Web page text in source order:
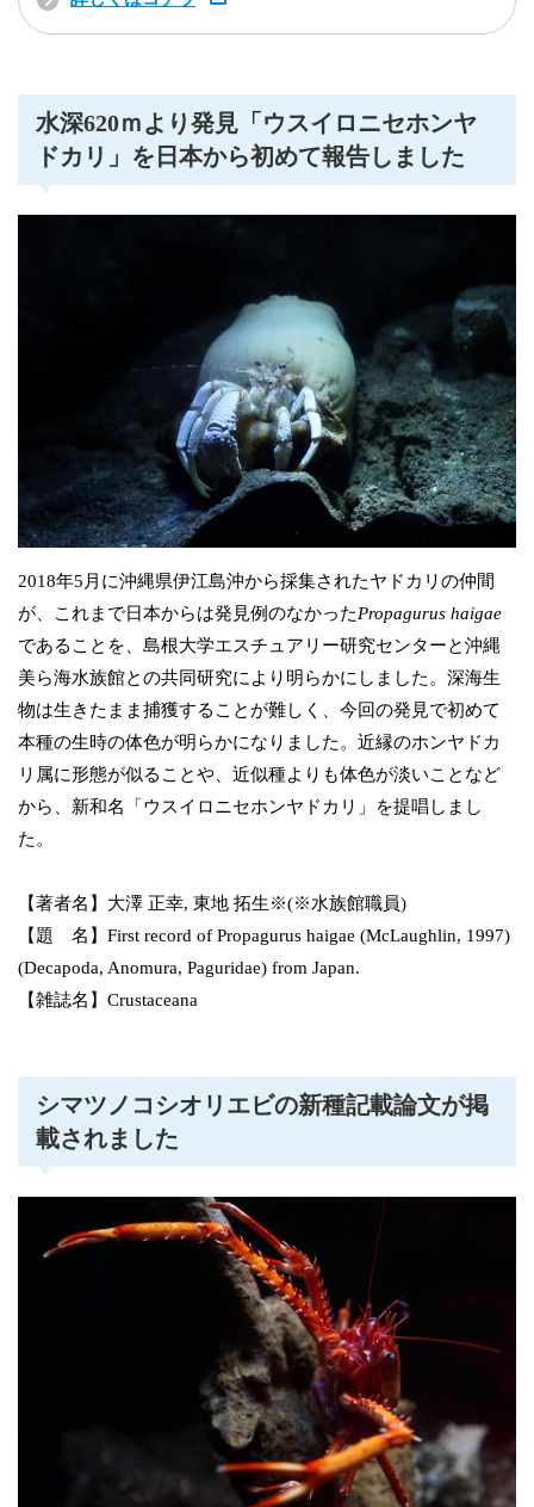
水深620ｍより発見「ウスイロニセホンヤ
ドカリ」を日本から初めて報告しました
2018年5月に沖縄県伊江島沖から採集されたヤドカリの仲間
が、これまで日本からは発見例のなかったPropagurus haigae
であることを、島根大学エスチュアリー研究センターと沖縄
美ら海水族館との共同研究により明らかにしました。深海生
物は生きたまま捕獲することが難しく、今回の発見で初めて
本種の生時の体色が明らかになりました。近縁のホンヤドカ
リ属に形態が似ることや、近似種よりも体色が淡いことなど
から、新和名「ウスイロニセホンヤドカリ」を提唱しまし
た。
【著者名】大澤 正幸, 東地 拓生※(※水族館職員)
【題 名】First record of Propagurus haigae (McLaughlin, 1997)
(Decapoda, Anomura, Paguridae) from Japan.
【雑誌名】Crustaceana
シマツノコシオリエビの新種記載論文が掲
載されました